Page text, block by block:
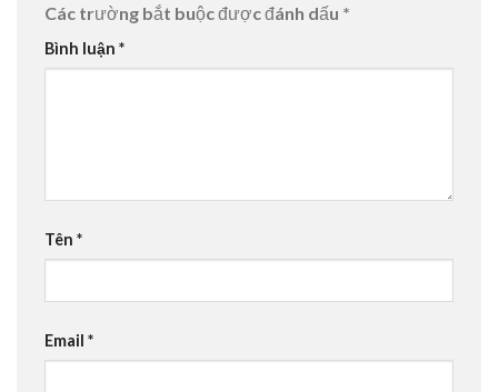
Các trường bắt buộc được đánh dấu *
Bình luận *
Tên *
Email *